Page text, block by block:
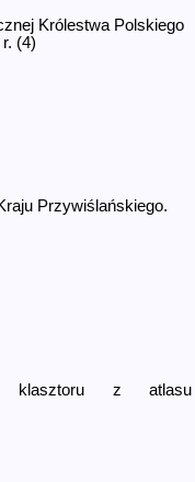
Królestwa Polskiego
(4)
Przywiślańskie­go.
klasztoru z atlasu